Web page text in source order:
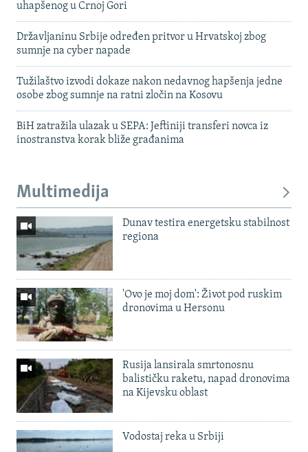
uhapšenog u Crnoj Gori
Državljaninu Srbije određen pritvor u Hrvatskoj zbog
sumnje na cyber napade
Tužilaštvo izvodi dokaze nakon nedavnog hapšenja jedne
osobe zbog sumnje na ratni zločin na Kosovu
BiH zatražila ulazak u SEPA: Jeftiniji transferi novca iz
inostranstva korak bliže građanima
Multimedija
Dunav testira energetsku stabilnost
regiona
'Ovo je moj dom': Život pod ruskim
dronovima u Hersonu
Rusija lansirala smrtonosnu
balističku raketu, napad dronovima
na Kijevsku oblast
Vodostaj reka u Srbiji